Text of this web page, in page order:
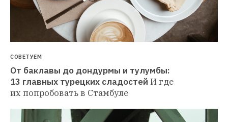
СОВЕТУЕМ
От баклавы до дондурмы и тулумбы:
13 главных турецких сладостей И где
их попробовать в Стамбуле